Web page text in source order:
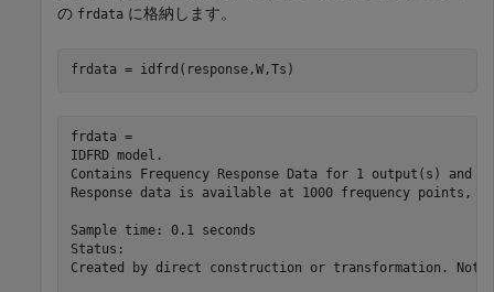
の frdata に格納します。
frdata = idfrd(response,W,Ts)
frdata =
IDFRD model.
Contains Frequency Response Data for 1 output(s) and
Response data is available at 1000 frequency points,
Sample time: 0.1 seconds
Created by direct construction or transformation. Not